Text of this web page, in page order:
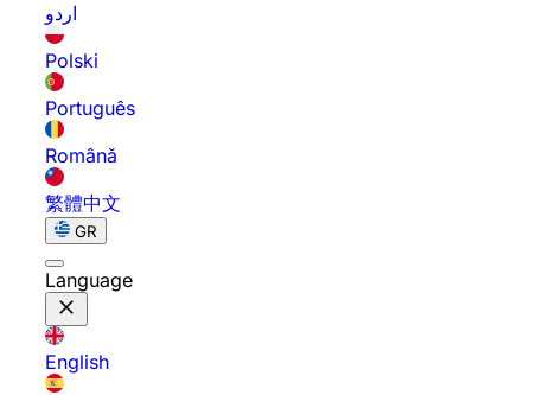
اردو
Polski
Português
Română
繁體中文
GR
Language
English